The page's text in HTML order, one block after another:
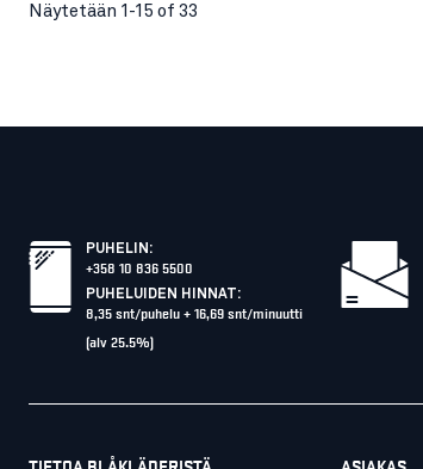
Näytetään 1-15 of 33
PUHELIN :
+358 10 836 5500
PUHELUIDEN HINNAT:
8,35 snt/puhelu + 16,69 snt/minuutti
(alv 25.5%)